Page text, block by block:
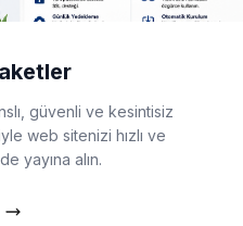
güvenli ve kesintisiz
web sitenizi hızlı ve
yayına alın.